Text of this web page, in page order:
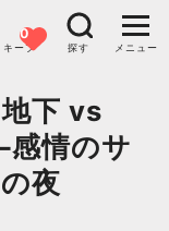
0
キープ 探す メニュー
下 vs
情のサ
夜